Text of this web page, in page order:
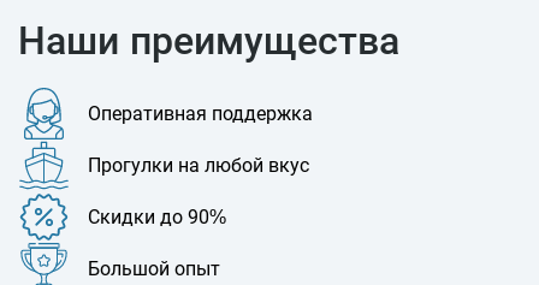
предоставляет своим клиентам возможность получить скидки и
бонусы при заказе экскурсий и туров, что позволяет
сэкономить на путешествии.
Отзывы и рейтинги. На сайте Riversales.ru Вы можете прочитать
отзывы других туристов о проведенных экскурсиях и турах, а
также оценить их, что поможет Вам выбрать наиболее
подходящий вариант.
Наши преимущества
Оперативная поддержка
Прогулки на любой вкус
Скидки до 90%
Большой опыт